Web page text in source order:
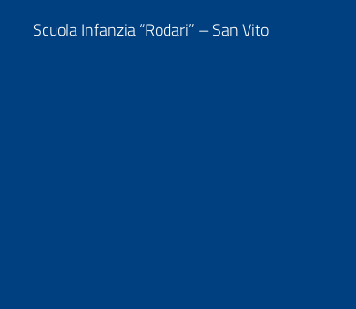
Scuola Infanzia “Rodari” – San Vito